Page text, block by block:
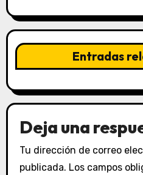
Entradas
Deja una
Tu dirección de correo
publicada. Los campos